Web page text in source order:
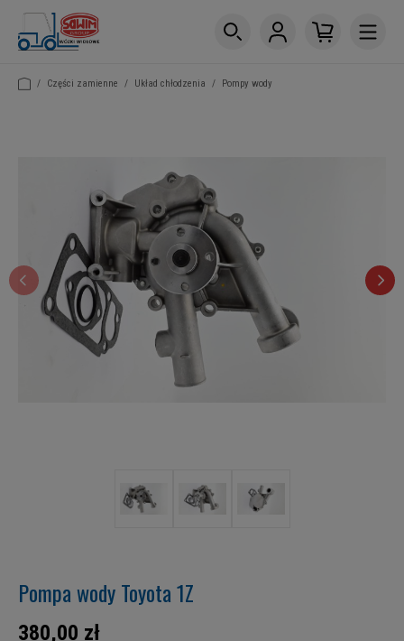
/ Części zamienne / Układ chłodzenia / Pompy wody
Pompa wody Toyota 1Z
380,00 zł